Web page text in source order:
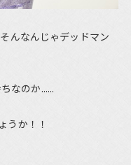
んなんじゃデッドマン
なのか......
うか！！